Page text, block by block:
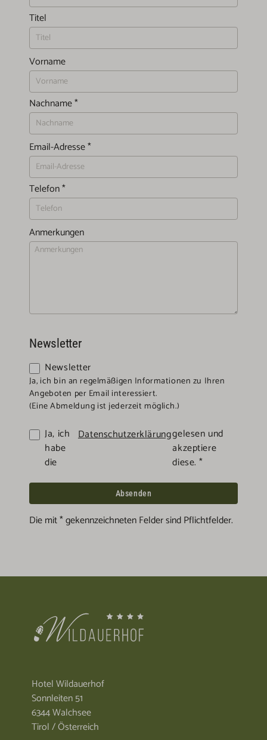
Titel
Vorname
Nachname*
Email-Adresse*
Telefon*
Anmerkungen
Newsletter
Newsletter
Ja, ich bin an regelmäßigen Informationen zu Ihren
Angeboten per Email interessiert.
(Eine Abmeldung ist jederzeit möglich.)
Ja, ich
habe
die
Datenschutzerklärunggelesen und
akzeptiere
diese. *
Die mit * gekennzeichneten Felder sind Pflichtfelder.
Hotel Wildauerhof
Sonnleiten 51
6344 Walchsee
Tirol / Österreich